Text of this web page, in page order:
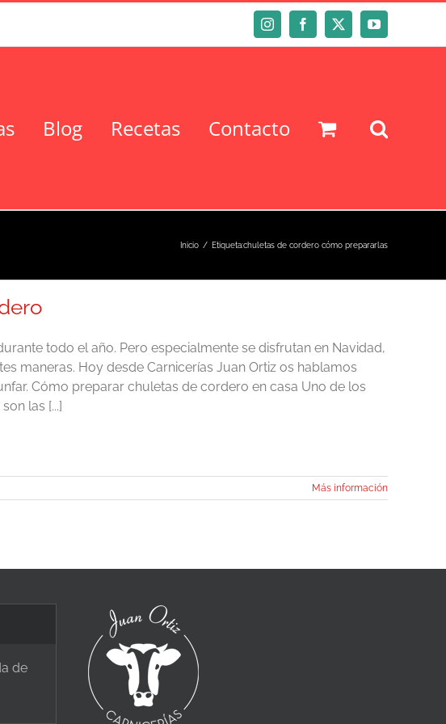
InstagramFacebook
X YouTube
Blog Recetas Contacto
Inicio Etiqueta:chuletas de cordero cómo prepararlas
todo el año. Pero especialmente se disfrutan en Navidad,
maneras. Hoy desde Carnicerías Juan Ortiz os hablamos
Cómo preparar chuletas de cordero en casa Uno de los
las [...]
Más información
de